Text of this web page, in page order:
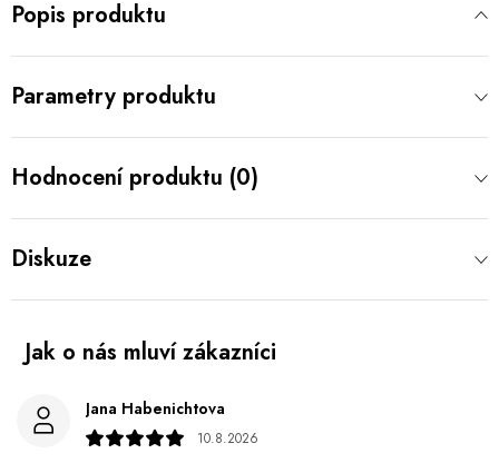
Popis produktu
Parametry produktu
Hodnocení produktu (0)
Diskuze
Jana Habenichtova
10.8.2026